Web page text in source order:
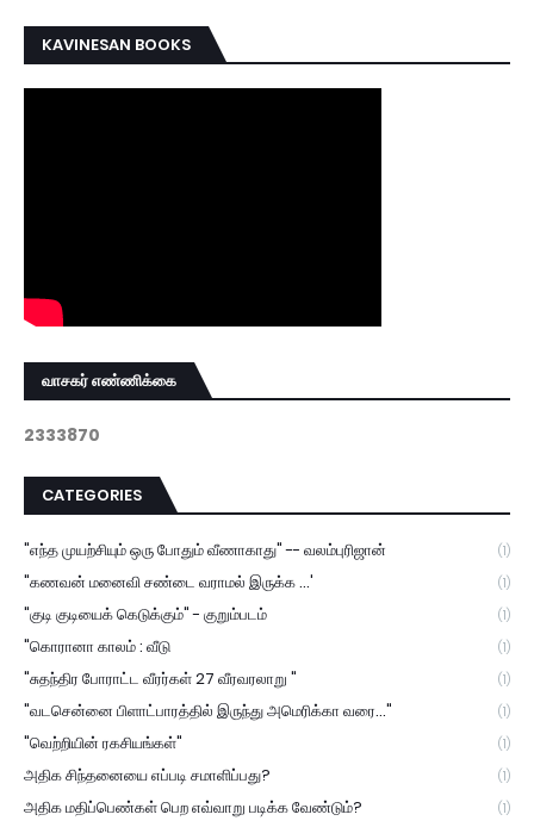
KAVINESAN BOOKS
வாசகர் எண்ணிக்கை
2333870
CATEGORIES
"எந்த முயற்சியும் ஒரு போதும் வீணாகாது" -- வலம்புரிஜான் (1)
"கணவன் மனைவி சண்டை வராமல் இருக்க ...' (1)
"குடி குடியைக் கெடுக்கும்" - குறும்படம் (1)
"கொரானா காலம் : வீடு (1)
"சுதந்திர போராட்ட வீரர்கள் 27 வீரவரலாறு " (1)
"வடசென்னை பிளாட்பாரத்தில் இருந்து அமெரிக்கா வரை..." (1)
"வெற்றியின் ரகசியங்கள்" (1)
அதிக சிந்தனையை எப்படி சமாளிப்பது? (1)
அதிக மதிப்பெண்கள் பெற எவ்வாறு படிக்க வேண்டும்? (1)